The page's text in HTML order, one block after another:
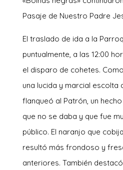
Pasaje de Nuestro Padre
El traslado de ida a la
puntualmente, a las 12:00
el disparo de cohetes.
una lucida y marcial escolta
flanqueó al Patrón, un
que no se daba y que fue
público. El naranjo que
resultó más frondoso y
anteriores. También